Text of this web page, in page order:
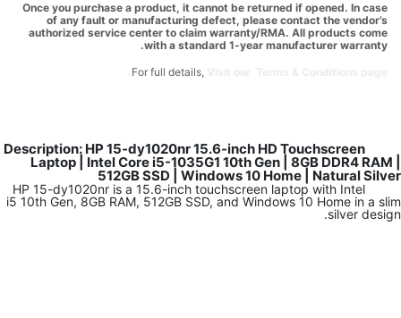
Once you purchase a product, it cannot be returned if opened. In case
of any fault or manufacturing defect, please contact the vendor’s
authorized service center to claim warranty/RMA. All products come
with a standard 1-year manufacturer warranty.
For full details,
Description: HP 15-dy1020nr 15.6-inch HD Touchscreen
Laptop | Intel Core i5-1035G1 10th Gen | 8GB DDR4 RAM |
512GB SSD | Windows 10 Home | Natural Silver
HP 15-dy1020nr is a 15.6-inch touchscreen laptop with Intel
i5 10th Gen, 8GB RAM, 512GB SSD, and Windows 10 Home in a slim
silver design.